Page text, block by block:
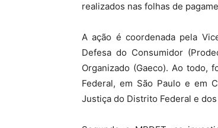
realizados nas folhas de
A ação é coordenada pela
Defesa do Consumidor
Organizado (Gaeco). Ao todo,
Federal, em São Paulo e em
Justiça do Distrito Federal e